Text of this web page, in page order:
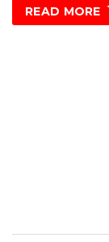
READ MORE